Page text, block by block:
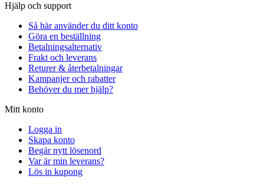
Hjälp och support
Så här använder du ditt konto
Göra en beställning
Betalningsalternativ
Frakt och leverans
Returer & återbetalningar
Kampanjer och rabatter
Behöver du mer hjälp?
Mitt konto
Logga in
Skapa konto
Begär nytt lösenord
Var är min leverans?
Lös in kupong